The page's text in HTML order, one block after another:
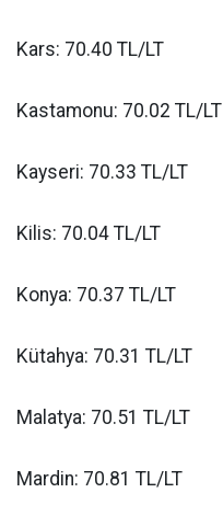
Kars: 70.40 TL/LT
Kastamonu: 70.02 TL/LT
Kayseri: 70.33 TL/LT
Kilis: 70.04 TL/LT
Konya: 70.37 TL/LT
Kütahya: 70.31 TL/LT
Malatya: 70.51 TL/LT
Mardin: 70.81 TL/LT